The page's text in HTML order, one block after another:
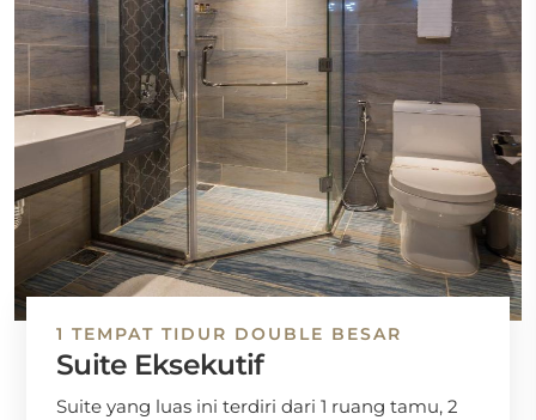
1 TEMPAT TIDUR DOUBLE BESAR
Suite Eksekutif
Suite yang luas ini terdiri dari 1 ruang tamu, 2